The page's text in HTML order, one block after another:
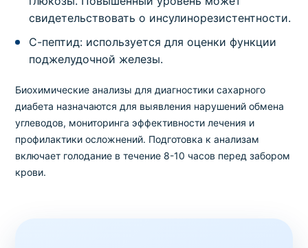
955 13 дней в клинике,на дому 550 грн
Печеночные пробы
АСТ
84 1 день в клинике,на дому 150 грн
Печеночные пробы
Билирубин общий
Код
свидетельствовать о инсулинорезистентности.
С-пептид: используется для оценки функции
поджелудочной железы.
Биохимические анализы для диагностики сахарного
диабета назначаются для выявления нарушений обмена
углеводов, мониторинга эффективности лечения и
профилактики осложнений. Подготовка к анализам
включает голодание в течение 8-10 часов перед забором
крови.